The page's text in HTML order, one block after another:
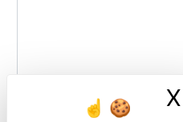
X
Combien font cinq plus trois